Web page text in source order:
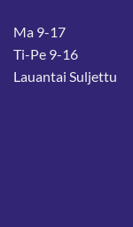
Ma 9-17
Ti-Pe 9-16
Lauantai Suljettu